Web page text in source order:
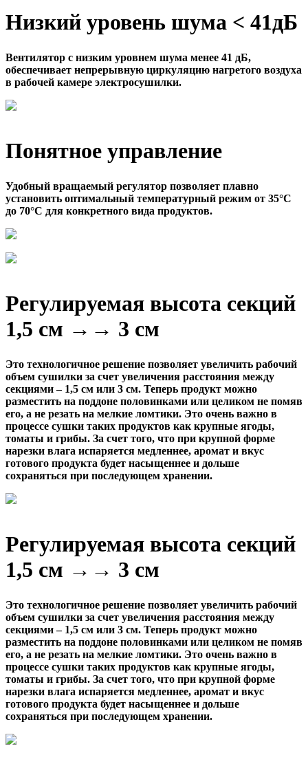
Низкий уровень шума < 41дБ
Вентилятор с низким уровнем шума менее 41 дБ,
обеспечивает непрерывную циркуляцию нагретого воздуха
в рабочей камере электросушилки.
Понятное управление
Удобный вращаемый регулятор позволяет плавно
установить оптимальный температурный режим от 35°C
до 70°C для конкретного вида продуктов.
Регулируемая высота секций
1,5 см →→ 3 см
Это технологичное решение позволяет увеличить рабочий
объем сушилки за счет увеличения расстояния между
секциями – 1,5 см или 3 см. Теперь продукт можно
разместить на поддоне половинками или целиком не помяв
его, а не резать на мелкие ломтики. Это очень важно в
процессе сушки таких продуктов как крупные ягоды,
томаты и грибы. За счет того, что при крупной форме
нарезки влага испаряется медленнее, аромат и вкус
готового продукта будет насыщеннее и дольше
сохраняться при последующем хранении.
Регулируемая высота секций
1,5 см →→ 3 см
Это технологичное решение позволяет увеличить рабочий
объем сушилки за счет увеличения расстояния между
секциями – 1,5 см или 3 см. Теперь продукт можно
разместить на поддоне половинками или целиком не помяв
его, а не резать на мелкие ломтики. Это очень важно в
процессе сушки таких продуктов как крупные ягоды,
томаты и грибы. За счет того, что при крупной форме
нарезки влага испаряется медленнее, аромат и вкус
готового продукта будет насыщеннее и дольше
сохраняться при последующем хранении.